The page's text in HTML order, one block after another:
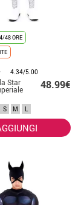
48 ORE
4.34/5.00
Star 48.99€
S M L